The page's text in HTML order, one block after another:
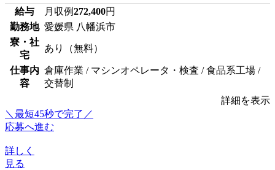
給与 月収例272,400円
勤務地 愛媛県 八幡浜市
寮・社
宅
あり（無料）
仕事内
容
倉庫作業 / マシンオペレータ・検査 / 食品系工場 /
交替制
詳細を表示
＼最短45秒で完了／
応募へ進む
詳しく
見る